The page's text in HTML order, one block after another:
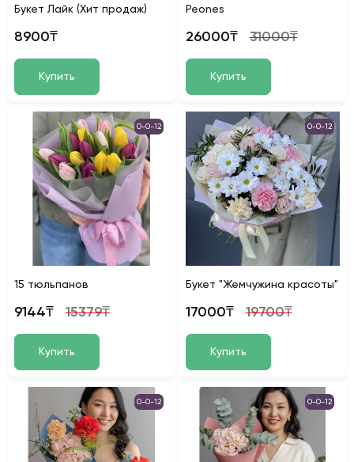
Букет Лайк (Хит продаж)
8900₸
Купить
Peones
26000₸ 31000₸
Купить
0-0-12
15 тюльпанов
9144₸ 15379₸
Купить
0-0-12
Букет "Жемчужина красоты"
17000₸ 19700₸
Купить
0-0-12 0-0-12